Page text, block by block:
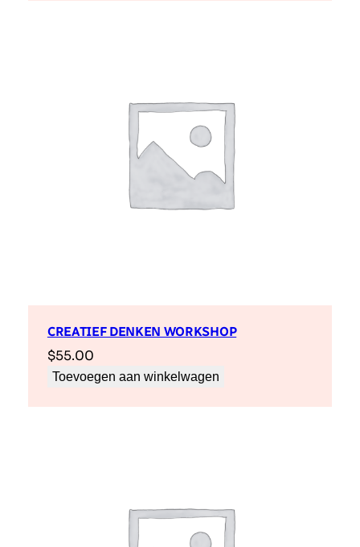
CREATIEF DENKEN WORKSHOP
$55.00
Toevoegen aan winkelwagen